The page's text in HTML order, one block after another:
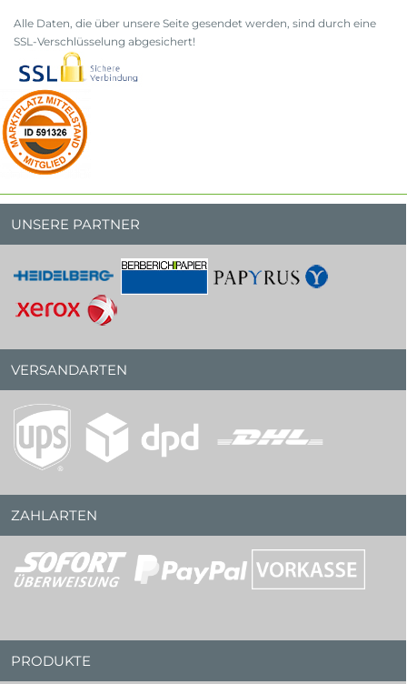
Alle Daten, die über unsere Seite gesendet werden, sind durch eine
SSL-Verschlüsselung abgesichert!
UNSERE PARTNER
VERSANDARTEN
ZAHLARTEN
PRODUKTE